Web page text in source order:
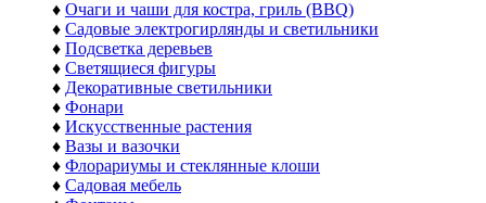
♦ Очаги и чаши для костра, гриль (BBQ)
♦ Садовые электрогирлянды и светильники
♦ Подсветка деревьев
♦ Светящиеся фигуры
♦ Декоративные светильники
♦ Фонари
♦ Искусственные растения
♦ Вазы и вазочки
♦ Флорариумы и стеклянные клоши
♦ Садовая мебель